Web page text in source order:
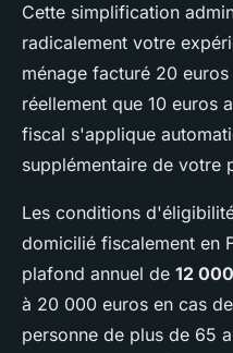
Cette simplification
radicalement votre
ménage facturé 20
réellement que 10 euros
fiscal s'applique
supplémentaire de votre
Les conditions
domicilié fiscalement en
plafond annuel de 12
à 20 000 euros en cas
personne de plus de 65